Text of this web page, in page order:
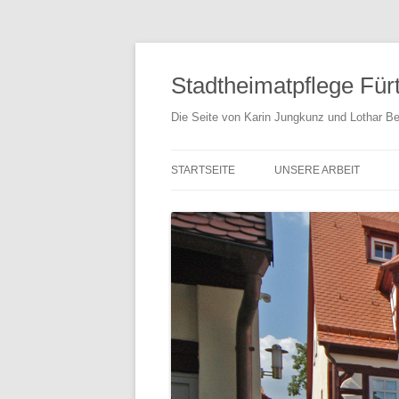
Stadtheimatpflege
Die Seite von Karin Jungkunz und Lothar
STARTSEITE UNSERE ARBEIT